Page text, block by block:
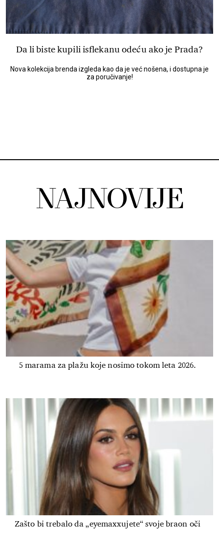
Da li biste kupili isflekanu odeću ako je Prada?
Nova kolekcija brenda izgleda kao da je već nošena, i dostupna je
za poručivanje!
NAJNOVIJE
5 marama za plažu koje nosimo tokom leta 2026.
Zašto bi trebalo da „eyemaxxujete“ svoje braon oči